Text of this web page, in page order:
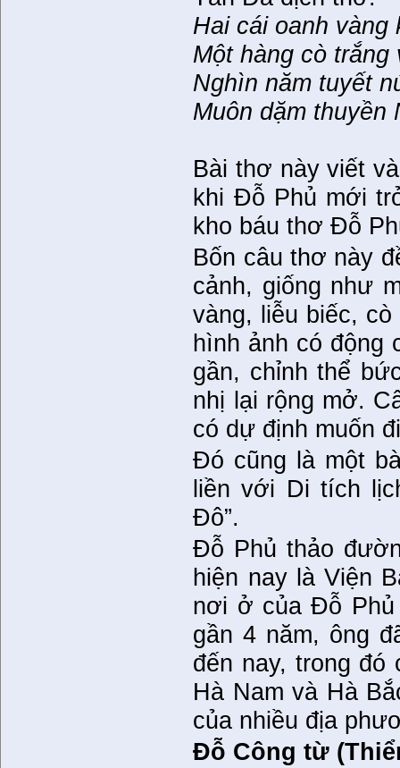
Hai cái oanh vàng
Một hàng cò trắng
Nghìn năm tuyết
Muôn dặm thuyền
Bài thơ này viết
khi Đỗ Phủ mới
kho báu thơ Đỗ
Bốn câu thơ này
cảnh, giống như
vàng, liễu biếc,
hình ảnh có động
gần, chỉnh thể
nhị lại rộng mở.
có dự định muốn
Đó cũng là một
liền với Di tích
Đô”.
Đỗ Phủ thảo
hiện nay là Viện
nơi ở của Đỗ
gần 4 năm, ông
đến nay, trong đó
Hà Nam và Hà
của nhiều địa
Đỗ Công từ